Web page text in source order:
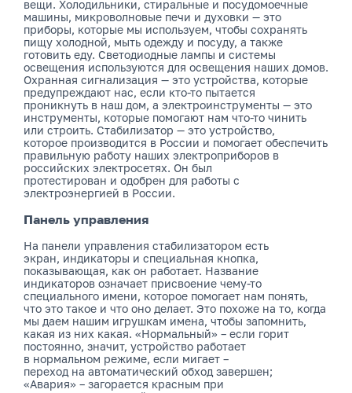
вещи. Холодильники, стиральные и посудомоечные
машины, микроволновые печи и духовки — это
приборы, которые мы используем, чтобы сохранять
пищу холодной, мыть одежду и посуду, а также
готовить еду. Светодиодные лампы и системы
освещения используются для освещения наших домов.
Охранная сигнализация — это устройства, которые
предупреждают нас, если кто-то пытается
проникнуть в наш дом, а электроинструменты — это
инструменты, которые помогают нам что-то чинить
или строить. Стабилизатор — это устройство,
которое производится в России и помогает обеспечить
правильную работу наших электроприборов в
российских электросетях. Он был
протестирован и одобрен для работы с
электроэнергией в России.
Панель управления
На панели управления стабилизатором есть
экран, индикаторы и специальная кнопка,
показывающая, как он работает. Название
индикаторов означает присвоение чему-то
специального имени, которое помогает нам понять,
что это такое и что оно делает. Это похоже на то, когда
мы даем нашим игрушкам имена, чтобы запомнить,
какая из них какая. «Нормальный» – если горит
постоянно, значит, устройство работает
в нормальном режиме, если мигает –
переход на автоматический обход завершен;
«Авария» – загорается красным при